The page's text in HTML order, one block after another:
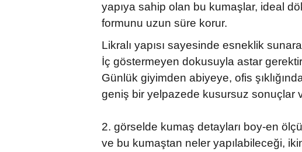
yapıya sahip olan bu kumaşlar, ideal
formunu uzun süre korur.
Likralı yapısı sayesinde esneklik
İç göstermeyen dokusuyla astar
Günlük giyimden abiyeye, ofis
geniş bir yelpazede kusursuz sonuçlar
2. görselde kumaş detayları boy-en
ve bu kumaştan neler yapılabileceği,